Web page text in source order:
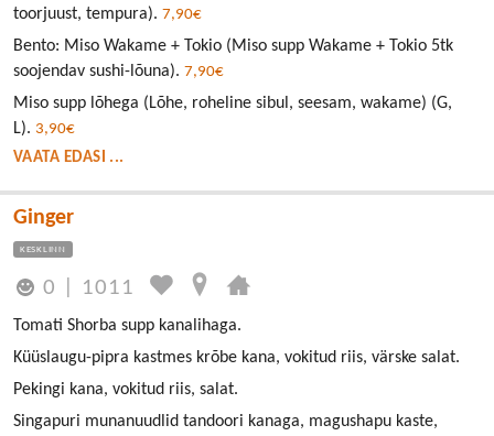
toorjuust, tempura). 7,90€
Bento: Miso Wakame + Tokio (Miso supp Wakame + Tokio 5tk
soojendav sushi-lõuna). 7,90€
Miso supp lõhega (Lõhe, roheline sibul, seesam, wakame) (G,
L). 3,90€
VAATA EDASI ...
Ginger
KESKLINN
0 1011
Tomati Shorba supp kanalihaga.
Küüslaugu-pipra kastmes krõbe kana, vokitud riis, värske salat.
Pekingi kana, vokitud riis, salat.
Singapuri munanuudlid tandoori kanaga, magushapu kaste,